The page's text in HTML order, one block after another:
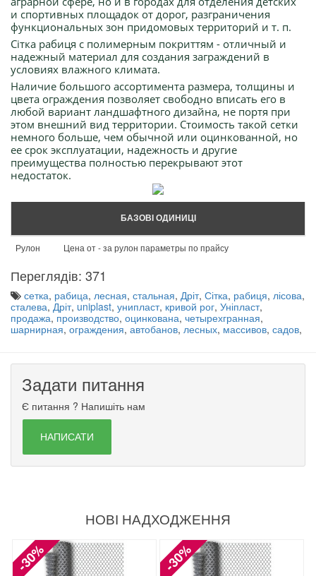
и спортивных площадок от дорог, разграничения
функциональных зон придомовых территорий и т. п.
Сітка рабиця с полимерным покриттям - отличный и
надежный материал для создания заграждений в
условиях влажного климата.
Наличие большого ассортимента размера, толщины и
цвета ограждения позволяет свободно вписать его в
любой вариант ландшафтного дизайна, не портя при
этом внешний вид территории. Стоимость такой сетки
немного больше, чем обычной или оцинкованной, но
ее срок эксплуатации, надежность и другие
преимущества полностью перекрывают этот
недостаток.
БАЗОВІ ОДИНИЦІ
Рулон Цена от - за рулон параметры по прайсу
Переглядів: 371
сетка, рабица, лесная, стальная, Дріт, Сітка, рабиця, лісова,
сталева, Дріт, uniplast, унипласт, кривой рог, Уніпласт,
продажа, производство, оцинкована, четырехгранная,
шарнирная, ограждения, автобанов, лесных, массивов, садов,
Задати питання
Є питання ? Напишіть нам
НАПИСАТИ
НОВІ НАДХОДЖЕННЯ
-30% -30%